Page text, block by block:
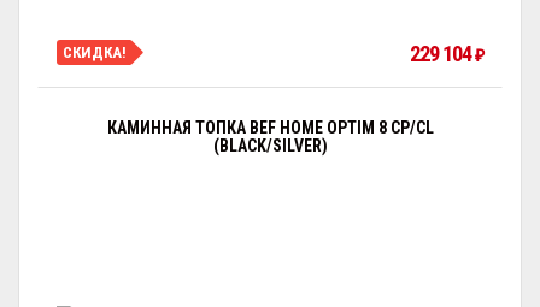
СКИДКА! 229 104₽
КАМИННАЯ ТОПКА BEF HOME OPTIM 8 CP/CL
(BLACK/SILVER)